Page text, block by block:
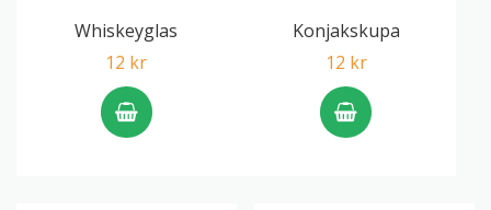
Whiskeyglas
12 kr
Konjakskupa
12 kr